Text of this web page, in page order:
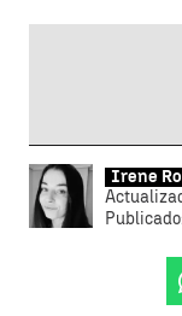
Irene